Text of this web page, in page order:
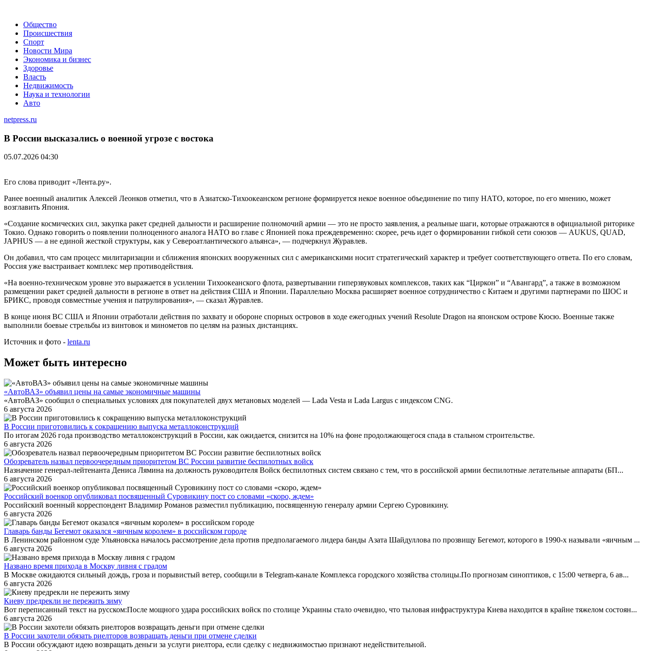
Общество
Происшествия
Спорт
Новости Мира
Экономика и бизнес
Здоровье
Власть
Недвижимость
Наука и технологии
Авто
netpress.ru
В России высказались о военной угрозе с востока
05.07.2026 04:30
Его слова приводит «Лента.ру».
Ранее военный аналитик Алексей Леонков отметил, что в Азиатско-Тихоокеанском регионе формируется некое военное объединение по типу НАТО, которое, по его мнению, может
возглавить Япония.
«Создание космических сил, закупка ракет средней дальности и расширение полномочий армии — это не просто заявления, а реальные шаги, которые отражаются в официальной риторике
Токио. Однако говорить о появлении полноценного аналога НАТО во главе с Японией пока преждевременно: скорее, речь идет о формировании гибкой сети союзов — AUKUS, QUAD,
JAPHUS — а не единой жесткой структуры, как у Североатлантического альянса», — подчеркнул Журавлев.
Он добавил, что сам процесс милитаризации и сближения японских вооруженных сил с американскими носит стратегический характер и требует соответствующего ответа. По его словам,
Россия уже выстраивает комплекс мер противодействия.
«На военно-техническом уровне это выражается в усилении Тихоокеанского флота, развертывании гиперзвуковых комплексов, таких как “Циркон” и “Авангард”, а также в возможном
размещении ракет средней дальности в регионе в ответ на действия США и Японии. Параллельно Москва расширяет военное сотрудничество с Китаем и другими партнерами по ШОС и
БРИКС, проводя совместные учения и патрулирования», — сказал Журавлев.
В конце июня ВС США и Японии отработали действия по захвату и обороне спорных островов в ходе ежегодных учений Resolute Dragon на японском острове Кюсю. Военные также
выполнили боевые стрельбы из винтовок и минометов по целям на разных дистанциях.
Источник и фото - lenta.ru
Может быть интересно
«АвтоВАЗ» объявил цены на самые экономичные машины
«АвтоВАЗ» сообщил о специальных условиях для покупателей двух метановых моделей — Lada Vesta и Lada Largus с индексом CNG.
6 августа 2026
В России приготовились к сокращению выпуска металлоконструкций
По итогам 2026 года производство металлоконструкций в России, как ожидается, снизится на 10% на фоне продолжающегося спада в стальном строительстве.
6 августа 2026
Обозреватель назвал первоочередным приоритетом ВС России развитие беспилотных войск
Назначение генерал-лейтенанта Дениса Лямина на должность руководителя Войск беспилотных систем связано с тем, что в российской армии беспилотные летательные аппараты (БП...
6 августа 2026
Российский военкор опубликовал посвященный Суровикину пост со словами «скоро, ждем»
Российский военный корреспондент Владимир Романов разместил публикацию, посвященную генералу армии Сергею Суровикину.
6 августа 2026
Главарь банды Бегемот оказался «яичным королем» в российском городе
В Ленинском районном суде Ульяновска началось рассмотрение дела против предполагаемого лидера банды Азата Шайдуллова по прозвищу Бегемот, которого в 1990-х называли «яичным ...
6 августа 2026
Названо время прихода в Москву ливня с градом
В Москве ожидаются сильный дождь, гроза и порывистый ветер, сообщили в Telegram-канале Комплекса городского хозяйства столицы.По прогнозам синоптиков, с 15:00 четверга, 6 ав...
6 августа 2026
Киеву предрекли не пережить зиму
Вот переписанный текст на русском:После мощного удара российских войск по столице Украины стало очевидно, что тыловая инфраструктура Киева находится в крайне тяжелом состоян...
6 августа 2026
В России захотели обязать риелторов возвращать деньги при отмене сделки
В России обсуждают идею возвращать деньги за услуги риелтора, если сделку с недвижимостью признают недействительной.